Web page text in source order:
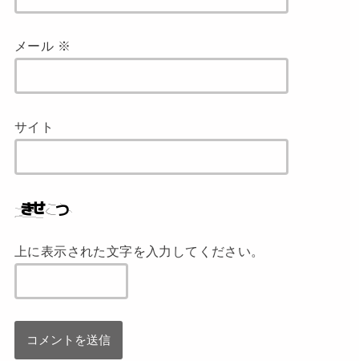
メール ※
サイト
上に表示された文字を入力してください。